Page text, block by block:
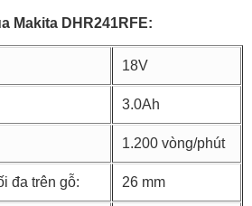
Makita DHR241RFE:
18V
3.0Ah
1.200 vòng/phút
đa trên gỗ: 26 mm